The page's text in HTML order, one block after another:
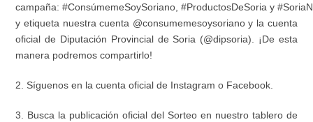
campaña: #ConsúmemeSoySoriano #ProductosDeSoria y
y etiqueta nuestra cuenta @consumemesoysoriano y la cuenta
oficial de Diputación Provincial de Soria (@dipsoria) ¡De esta
manera podremos compartirlo!
2 Síguenos en la cuenta oficial de Instagram o Facebook
3 Busca la publicación oficial del Sorteo en nuestro tablero de